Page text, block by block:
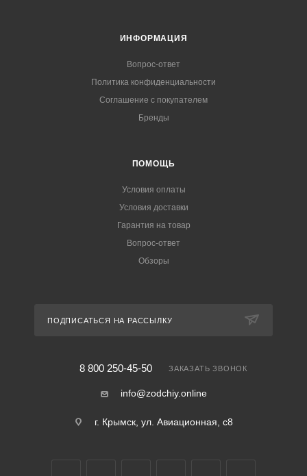
ИНФОРМАЦИЯ
Вопрос-ответ
Политика конфиденциальности
Соглашение с покупателем
Бренды
ПОМОЩЬ
Условия оплаты
Условия доставки
Гарантия на товар
Вопрос-ответ
Обзоры
ПОДПИСАТЬСЯ НА РАССЫЛКУ
8 800 250-45-50 ЗАКАЗАТЬ ЗВОНОК
info@zodchiy.online
г. Крымск, ул. Авиационная, с8